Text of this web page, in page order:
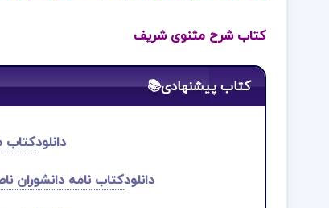
کتاب شرح مثنوی شریف
کتاب پیشنهادی📚
دانلودکتاب
دانلودکتاب نامه دانشوران